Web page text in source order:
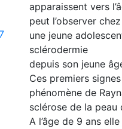
apparaissent vers
peut l’observer
une jeune
sclérodermie
depuis son jeune
Ces premiers
phénomène de
sclérose de la peau
A l’âge de 9 ans